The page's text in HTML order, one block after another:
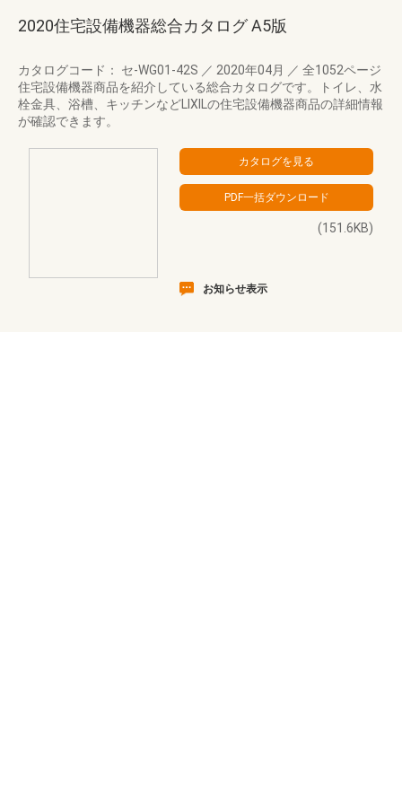
2020住宅設備機器総合カタログ A5版
カタログコード： セ-WG01-42S ／ 2020年04月 ／ 全1052ページ
住宅設備機器商品を紹介している総合カタログです。トイレ、水
栓金具、浴槽、キッチンなどLIXILの住宅設備機器商品の詳細情報
が確認できます。
(151.6KB)
お知らせ表示